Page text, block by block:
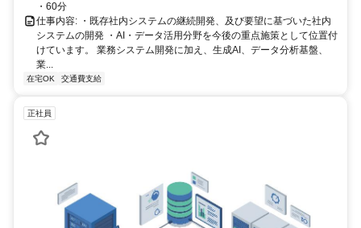
・60分
仕事内容: ・既存社内システムの継続開発、及び要望に基づいた社内
システムの開発 ・AI・データ活用分野を今後の重点施策として位置付
けています。 業務システム開発に加え、生成AI、データ分析基盤、
業...
在宅OK 交通費支給
正社員